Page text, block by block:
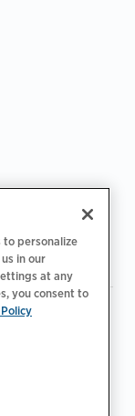
osobních
práva
to personalize
in our
at any
you consent to